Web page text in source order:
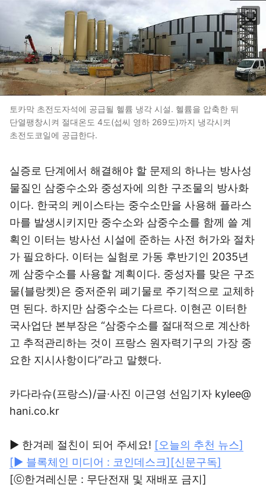
토카막 초전도자석에 공급될 헬륨 냉각 시설. 헬륨을 압축한 뒤
단열팽창시켜 절대온도 4도(섭씨 영하 269도)까지 냉각시켜
초전도코일에 공급한다.
실증로 단계에서 해결해야 할 문제의 하나는 방사성
물질인 삼중수소와 중성자에 의한 구조물의 방사화
이다. 한국의 케이스타는 중수소만을 사용해 플라스
마를 발생시키지만 중수소와 삼중수소를 함께 쓸 계
획인 이터는 방사선 시설에 준하는 사전 허가와 절차
가 필요하다. 이터는 실험로 가동 후반기인 2035년
께 삼중수소를 사용할 계획이다. 중성자를 맞은 구조
물(블랑켓)은 중저준위 폐기물로 주기적으로 교체하
면 된다. 하지만 삼중수소는 다르다. 이현곤 이터한
국사업단 본부장은 “삼중수소를 절대적으로 계산하
고 추적관리하는 것이 프랑스 원자력기구의 가장 중
요한 지시사항이다”라고 말했다.
카다라슈(프랑스)/글·사진 이근영 선임기자 kylee@
hani.co.kr
▶ 한겨레 절친이 되어 주세요! [오늘의 추천 뉴스]
[▶ 블록체인 미디어 : 코인데스크] [신문구독]
[ⓒ한겨레신문 : 무단전재 및 재배포 금지]